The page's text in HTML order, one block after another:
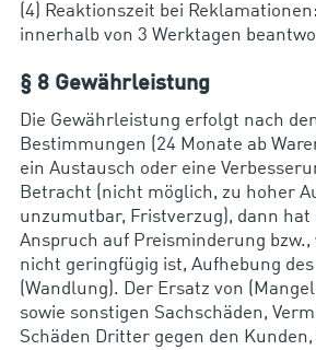
(4) Reaktionszeit bei
innerhalb von 3 Werktagen
§ 8 Gewährleistung
Die Gewährleistung erfolgt nach
Bestimmungen (24 Monate ab
ein Austausch oder eine
Betracht (nicht möglich, zu hoher
unzumutbar, Fristverzug), dann hat
Anspruch auf Preisminderung
nicht geringfügig ist, Aufhebung
(Wandlung). Der Ersatz von
sowie sonstigen Sachschäden,
Schäden Dritter gegen den